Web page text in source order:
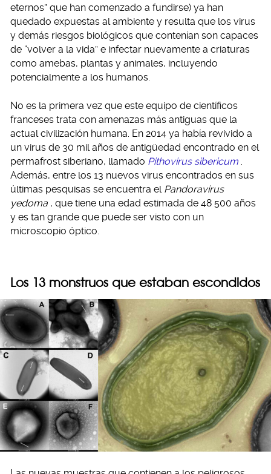
eternos” que han comenzado a fundirse) ya han
quedado expuestas al ambiente y resulta que los virus
y demás riesgos biológicos que contenían son capaces
de “volver a la vida” e infectar nuevamente a criaturas
como amebas, plantas y animales, incluyendo
potencialmente a los humanos.
No es la primera vez que este equipo de científicos
franceses trata con amenazas más antiguas que la
actual civilización humana. En 2014 ya había revivido a
un virus de 30 mil años de antigüedad encontrado en el
permafrost siberiano, llamado Pithovirus sibericum .
Además, entre los 13 nuevos virus encontrados en sus
últimas pesquisas se encuentra el Pandoravirus
yedoma , que tiene una edad estimada de 48 500 años
y es tan grande que puede ser visto con un
microscopio óptico.
Los 13 monstruos que estaban escondidos